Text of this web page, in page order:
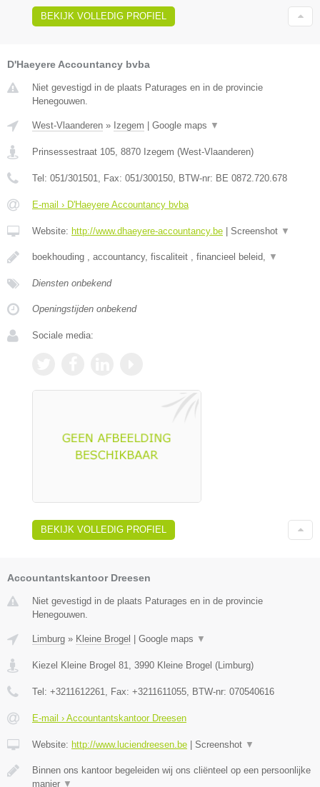
BEKIJK VOLLEDIG PROFIEL
D'Haeyere Accountancy bvba
Niet gevestigd in de plaats Paturages en in de provincie
Henegouwen.
West-Vlaanderen » Izegem | Google maps ▼
Prinsessestraat 105 8870 Izegem (West-Vlaanderen)
Tel: 051/301501 , Fax: 051/300150 , BTW-nr: BE 0872.720.678
E-mail › D'Haeyere Accountancy bvba
Website: http://www.dhaeyere-accountancy.be | Screenshot ▼
boekhouding , accountancy, fiscaliteit , financieel beleid, ▼
Diensten onbekend
Openingstijden onbekend
Sociale media:
BEKIJK VOLLEDIG PROFIEL
Accountantskantoor Dreesen
Niet gevestigd in de plaats Paturages en in de provincie
Henegouwen.
Limburg » Kleine Brogel Google maps ▼
Kiezel Kleine Brogel 81, 3990 Kleine Brogel (Limburg)
Tel: +3211612261, Fax: +3211611055, BTW-nr: 070540616
E-mail › Accountantskantoor Dreesen
Website: http://www.luciendreesen.be Screenshot ▼
Binnen ons kantoor begeleiden wij ons cliënteel op een persoonlijke
manier ▼